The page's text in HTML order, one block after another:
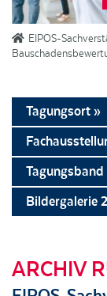
EIPOS-
Tagungsort »
Tagungsband
Bildergalerie
ARCHIV